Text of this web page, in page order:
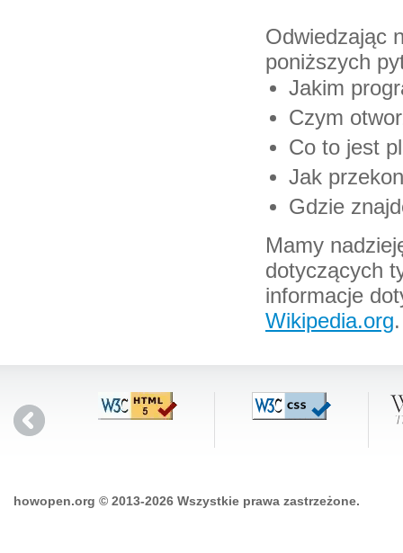
Odwiedzając
poniższych
Jakim
Czym
Co to jest
Jak
Gdzie
Mamy
dotyczących
informacje
Wikipedia.org.
howopen.org © 2013-2026 Wszystkie prawa zastrzeżone.